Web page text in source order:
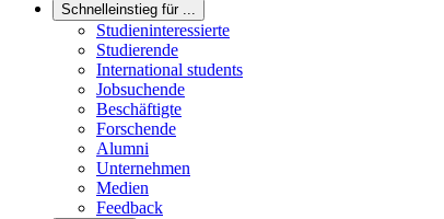
Schnelleinstieg für ...
Studieninteressierte
Studierende
International students
Jobsuchende
Beschäftigte
Forschende
Alumni
Unternehmen
Medien
Feedback